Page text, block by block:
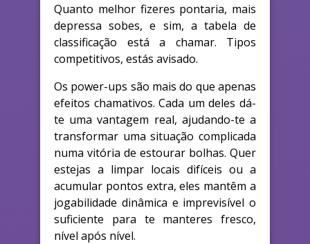
Quanto melhor fizeres pontaria, mais
depressa sobes, e sim, a tabela de
classificação está a chamar. Tipos
competitivos, estás avisado.
Os power-ups são mais do que apenas
efeitos chamativos. Cada um deles dá-
te uma vantagem real, ajudando-te a
transformar uma situação complicada
numa vitória de estourar bolhas. Quer
estejas a limpar locais difíceis ou a
acumular pontos extra, eles mantêm a
jogabilidade dinâmica e imprevisível o
suficiente para te manteres fresco,
nível após nível.